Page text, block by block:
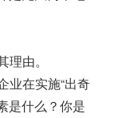
由。
业在实施“出奇
是什么？你是